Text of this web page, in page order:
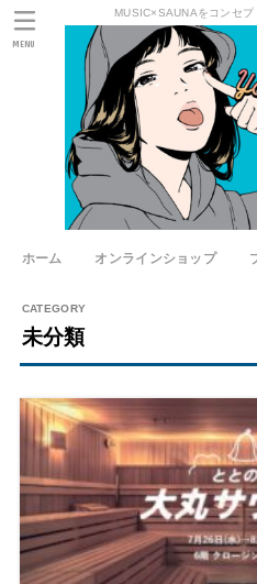
MUSIC×SAUNAをコンセプ
ホーム オンラインショップ
MENU
未分類